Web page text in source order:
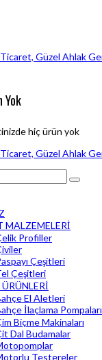
Yok
hiç ürün yok
MALZEMELERİ
Profiller
Çeşitleri
Çeşitleri
El Aletleri
İlaçlama Pompaları
Biçme Makinaları
Dal Budamalar
Testereler